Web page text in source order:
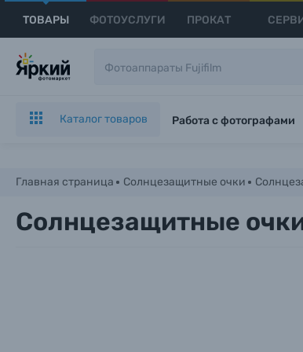
ТОВАРЫ ФОТОУСЛУГИ ПРОКАТ
Каталог товаров Работа с фотографами
Главная страница Солнцезащитные очки
Солнцезащитные